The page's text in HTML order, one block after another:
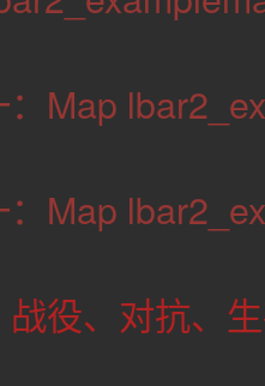
Map
Map
役、对抗、